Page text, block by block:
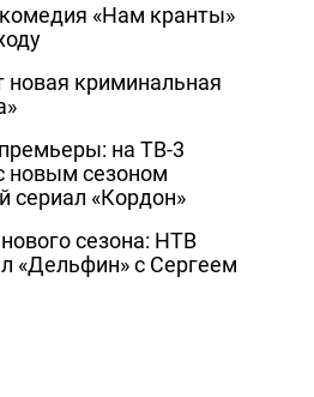
«Нам кранты»
новая криминальная
на ТВ-3
новым сезоном
сериал «Кордон»
сезона: НТВ
«Дельфин» с Сергеем